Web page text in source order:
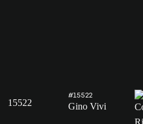
15522
#15522
Gino Vivi